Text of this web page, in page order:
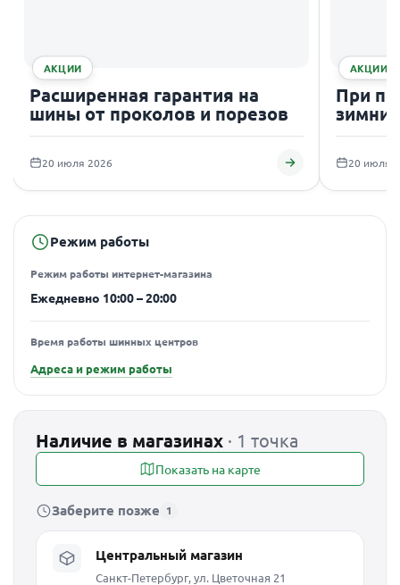
АКЦИИ
Расширенная гарантия на
шины от проколов и порезов
20 июля 2026
АКЦИИ
При
20 июля
Режим работы
Режим работы интернет-магазина
Ежедневно 10:00 – 20:00
Время работы шинных центров
Адреса и режим работы
Наличие в магазинах · 1 точка
Показать на карте
Заберите позже 1
Центральный магазин
Санкт-Петербург, ул. Цветочная 21